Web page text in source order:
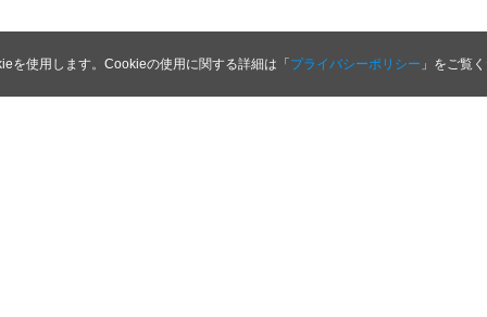
を使用します。Cookieの使用に関する詳細は「プライバシーポリシー 」をご覧く